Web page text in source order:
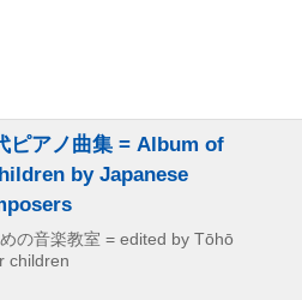
ピアノ曲集 = Album of
by Japanese
の音楽教室 = edited by Tōhō
children